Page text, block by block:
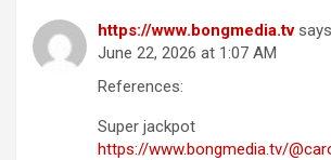
https://www.bongmedia.tv
June 22, 2026 at 1:07 AM
References:
Super jackpot
https://www.bongmedia.tv/